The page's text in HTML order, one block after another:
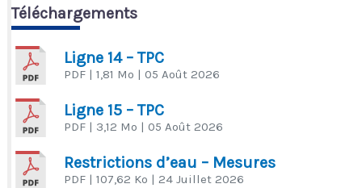
Téléchargements
Ligne 14 – TPC
PDF | 1,81 Mo | 05 Août 2026
Ligne 15 – TPC
PDF | 3,12 Mo | 05 Août 2026
Restrictions d’eau – Mesures
PDF | 107,62 Ko | 24 Juillet 2026